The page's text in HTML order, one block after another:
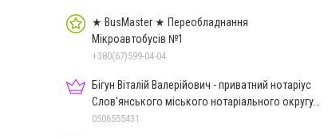
★ BusMaster ★ Переобладнання
Мікроавтобусів №1
+380(67)599-04-04
Бігун Віталій Валерійович - приватний нотаріус
Слов'янського міського нотаріального округу
Дон.обл.
0506555431